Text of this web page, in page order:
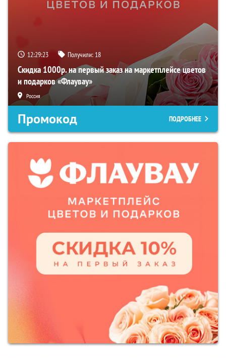
12:29:22 Получили: 18
Скидка 1000р. на первый заказ на маркетплейсе цветов
и подарков «Флаувау»
Россия
Промокод ПОДРОБНЕЕ